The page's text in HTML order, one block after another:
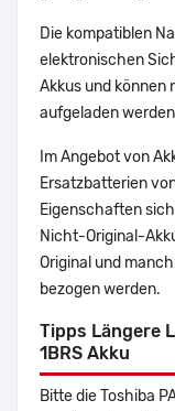
Die kompatiblen
elektronischen
Akkus und können
aufgeladen
Im Angebot von
Ersatzbatterien
Eigenschaften
Nicht-Original-
Original und
bezogen werden.
Tipps Längere
1BRS Akku
Bitte die Toshiba